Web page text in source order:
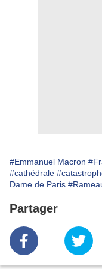
#Emmanuel Macron
#cathédrale
Dame de Paris
Partager